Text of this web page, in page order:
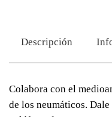
Descripción
Colabora con el
de los neumáticos.